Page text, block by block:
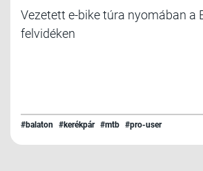
Vezetett e-bike túra nyomában a
felvidéken
#balaton #kerékpár #mtb #pro-user